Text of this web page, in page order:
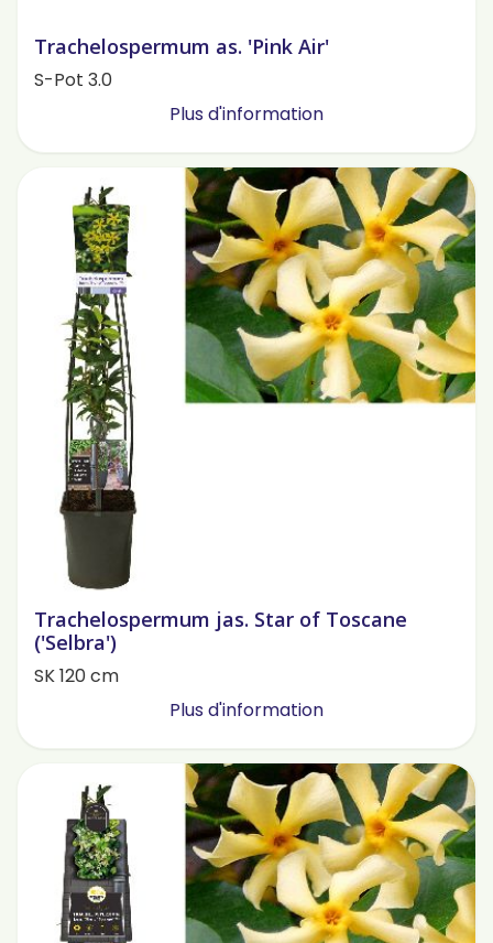
Trachelospermum as. 'Pink Air'
S-Pot 3.0
Plus d'information
Trachelospermum jas. Star of Toscane
('Selbra')
SK 120 cm
Plus d'information